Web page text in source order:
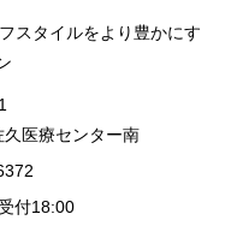
スタイルをより豊かにす
医療センター南
付18:00